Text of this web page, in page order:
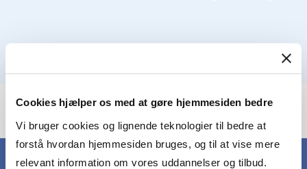
Cookies hjælper os med at gøre hjemmesiden bedre
Vi bruger cookies og lignende teknologier til bedre at
forstå hvordan hjemmesiden bruges, og til at vise mere
relevant information om vores uddannelser og tilbud.